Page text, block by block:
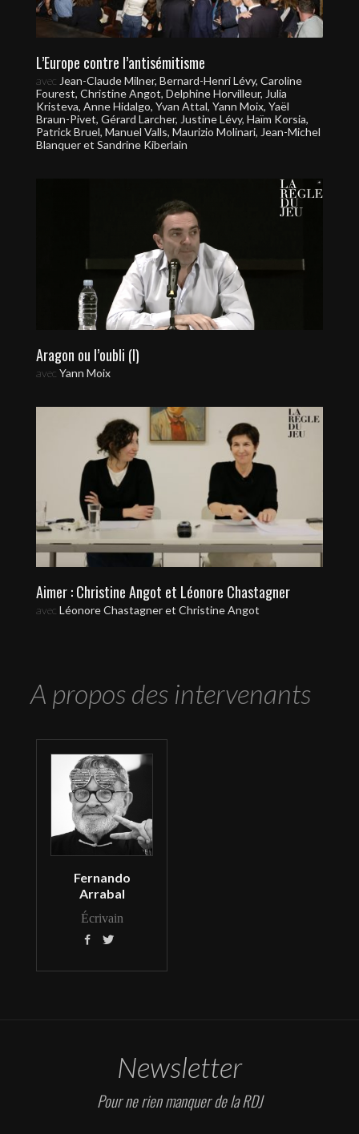
L’Europe contre l’antisémitisme
avec Jean-Claude Milner, Bernard-Henri Lévy, Caroline
Fourest, Christine Angot, Delphine Horvilleur, Julia
Kristeva, Anne Hidalgo, Yvan Attal, Yann Moix, Yaël
Braun-Pivet, Gérard Larcher, Justine Lévy, Haïm Korsia,
Patrick Bruel, Manuel Valls, Maurizio Molinari, Jean-Michel
Blanquer et Sandrine Kiberlain
Aragon ou l’oubli (I)
avec Yann Moix
Aimer : Christine Angot et Léonore Chastagner
avec Léonore Chastagner et Christine Angot
A propos des intervenants
Fernando
Arrabal
Écrivain
 
Newsletter
Pour ne rien manquer de la RDJ